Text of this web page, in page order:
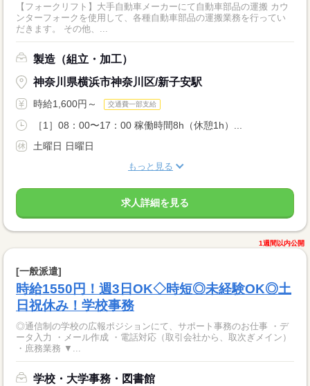
【フォークリフト】大手自動車メーカーにて自動車部品の運搬 カウ
ンターフォークを使用して、各種自動車部品の運搬業務を行ってい
だきます。 その他、...
製造（組立・加工）
神奈川県横浜市神奈川区/新子安駅
時給1,600円～ 交通費一部支給
［1］08：00〜17：00 稼働時間8h（休憩1h）...
土曜日 日曜日
もっと見る
求人詳細を見る
1週間以内公開
[一般派遣]
時給1550円！週3日OK◇時短◎未経験OK◎土
日祝休み！学校事務
◎通信制の学校の広報ポジションにて、サポート事務のお仕事 ・デ
ータ入力 ・メール作成 ・電話対応（取引会社から、取次ぎメイン）
・庶務業務 ▼...
学校・大学事務・図書館